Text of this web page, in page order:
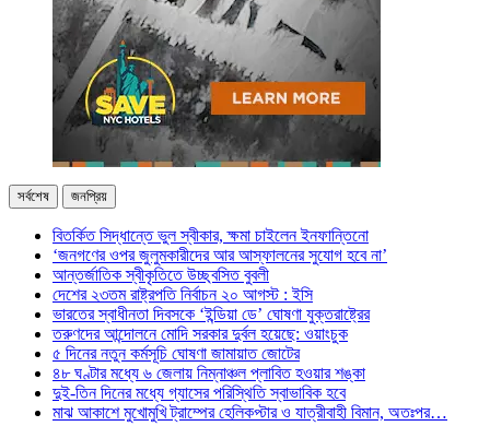
সর্বশেষ জনপ্রিয়
বিতর্কিত সিদ্ধান্তে ভুল স্বীকার, ক্ষমা চাইলেন ইনফান্তিনো
‘জনগণের ওপর জুলুমকারীদের আর আস্ফালনের সুযোগ হবে না’
আন্তর্জাতিক স্বীকৃতিতে উচ্ছ্বসিত বুবলী
দেশের ২৩তম রাষ্ট্রপতি নির্বাচন ২০ আগস্ট : ইসি
ভারতের স্বাধীনতা দিবসকে ‘ইন্ডিয়া ডে’ ঘোষণা যুক্তরাষ্ট্রের
তরুণদের আন্দোলনে মোদি সরকার দুর্বল হয়েছে: ওয়াংচুক
৫ দিনের নতুন কর্মসূচি ঘোষণা জামায়াত জোটের
৪৮ ঘণ্টার মধ্যে ৬ জেলায় নিম্নাঞ্চল প্লাবিত হওয়ার শঙ্কা
দুই-তিন দিনের মধ্যে গ্যাসের পরিস্থিতি স্বাভাবিক হবে
মাঝ আকাশে মুখোমুখি ট্রাম্পের হেলিকপ্টার ও যাত্রীবাহী বিমান, অতঃপর…